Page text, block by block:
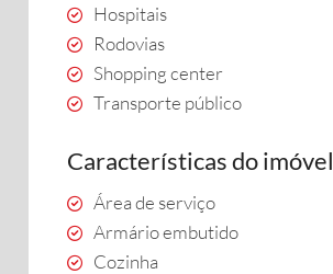
Hospitais
Rodovias
Shopping center
Transporte público
Características do imóvel
Área de serviço
Armário embutido
Cozinha